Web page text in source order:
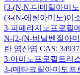
[3-(N,N-디메틸아미
(3-(N-에틸아미노)이
3-피페라지노프로필
N-[2-(N-비닐벤질아
란 염산염 CAS:
3-아미노프로필트리
3-(메타크릴아미도프